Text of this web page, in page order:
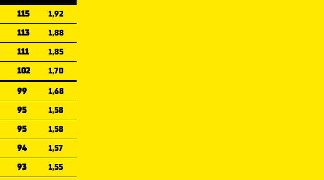
115
1,92
113
1,88
111
1,85
102
1,70
99
1,68
95
1,58
95
1,58
94
1,57
93
1,55